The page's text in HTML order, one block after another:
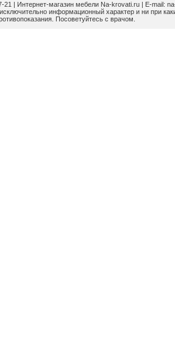
21 | Интернет-магазин мебели Na-krovati.ru | E-mail:
информационный характер и ни при
Посоветуйтесь с врачом.